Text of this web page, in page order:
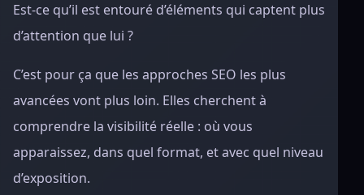
Est-ce qu’il est entouré d’éléments qui captent plus
d’attention que lui ?
C’est pour ça que les approches SEO les plus
avancées vont plus loin. Elles cherchent à
comprendre la visibilité réelle : où vous
apparaissez, dans quel format, et avec quel niveau
d’exposition.